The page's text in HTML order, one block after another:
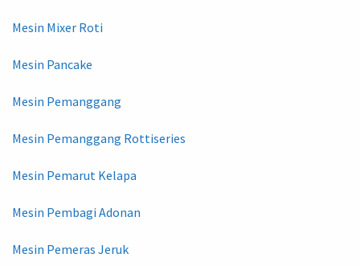
Mesin Mixer Roti
Mesin Pancake
Mesin Pemanggang
Mesin Pemanggang Rottiseries
Mesin Pemarut Kelapa
Mesin Pembagi Adonan
Mesin Pemeras Jeruk